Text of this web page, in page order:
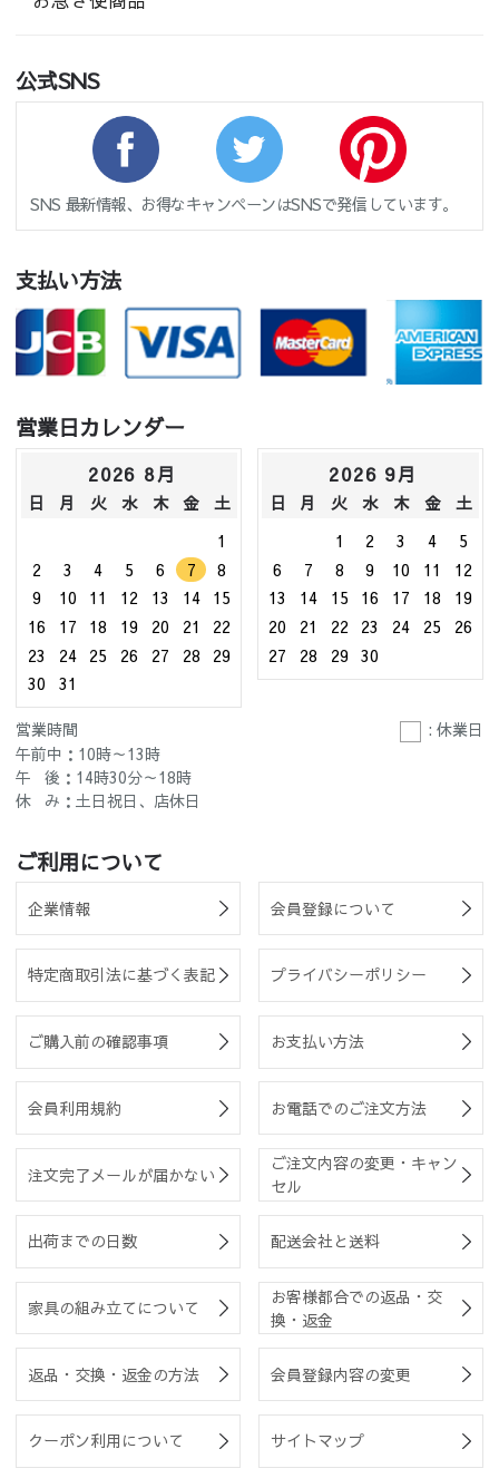
公式SNS
SNS 最新情報、お得なキャンペーンはSNSで発信しています。
支払い方法
営業日カレンダー
2026 8月
日 月 火 水 木 金
土
1
2
3 4 5 6 7
8
9
10 11 12 13 14
15
16
17 18 19 20 21
22
23
24 25 26 27 28
29
30
31
2026 9月
日 月 火 水 木 金
土
1
2 3 4
5
6
7 8 9 10 11
12
13
14 15 16 17 18
19
20
21 22 23 24 25
26
27
28 29 30
営業時間
: 休業日
午前中：10時～13時
午 後：14時30分～18時
休 み：土日祝日、店休日
ご利用について
企業情報 会員登録について
特定商取引法に基づく表記 プライバシーポリシー
ご購入前の確認事項 お支払い方法
会員利用規約 お電話でのご注文方法
注文完了メールが届かない
ご注文内容の変更・キャン
セル
出荷までの日数 配送会社と送料
家具の組み立てについて
お客様都合での返品・交
換・返金
返品・交換・返金の方法 会員登録内容の変更
クーポン利用について サイトマップ